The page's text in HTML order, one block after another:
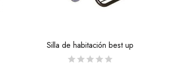
Silla de habitación best up